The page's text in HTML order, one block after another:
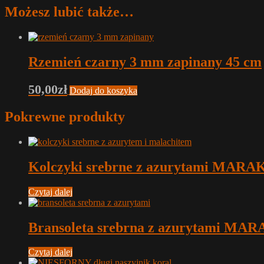
Możesz lubić także…
Rzemień czarny 3 mm zapinany 45 cm
50,00zł Dodaj do koszyka
Pokrewne produkty
Kolczyki srebrne z azurytami
Czytaj dalej
Bransoleta srebrna z azurytami
Czytaj dalej